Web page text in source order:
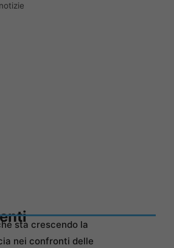
sta crescendo la
nei confronti delle